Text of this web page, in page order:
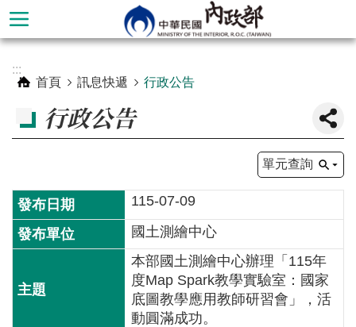
跳到主要內容區塊
階
:::
首頁
訊息快遞 行政公告
行政公告
單元查詢
115-07-09
國土測繪中心
本部國土測繪中心辦理「115年
度Map Spark教學實驗室：國家
底圖教學應用教師研習會」，活
動圓滿成功。